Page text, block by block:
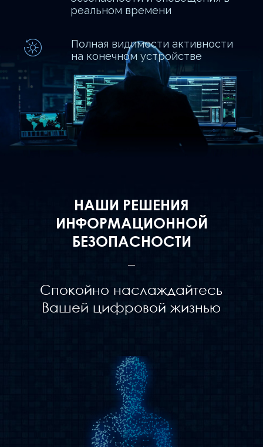
реальном времени
Полная видимости активности
на конечном устройстве
НАШИ РЕШЕНИЯ
ИНФОРМАЦИОННОЙ
БЕЗОПАСНОСТИ
Спокойно наслаждайтесь
Вашей цифровой жизнью